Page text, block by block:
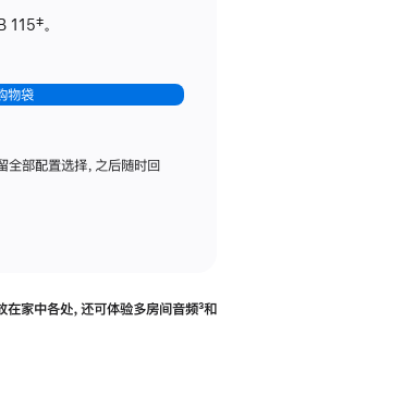
115‡。
物袋
全部配置选择，之后随时回
在家中各处，还可体验多‍房‍间音频脚
³和